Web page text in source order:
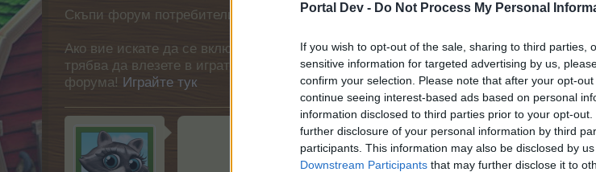
Portal Dev - Do Not Process My Personal
If you wish to opt-out of the sale, sharing to third parties,
sensitive information for targeted advertising by us,
confirm your selection. Please note that after your opt-
continue seeing interest-based ads based on personal
information disclosed to third parties prior to your opt-
further disclosure of your personal information by third
participants. This information may also be disclosed by
Downstream Participants that may further disclose it to
Скъпи форум потребители,
Ако вие искате да се включите активно във форума и да участвате в
трябва да влезете в играта. Моля, регистрирайте се, ако нямате собствен
форума! Играйте тук
Чаша горещ чай е идеалният спътник в